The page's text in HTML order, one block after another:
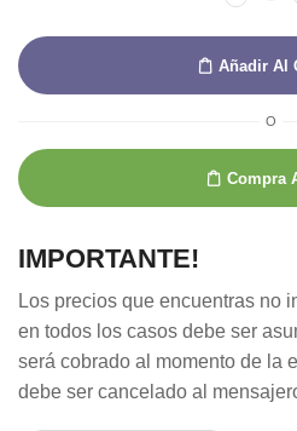
CARBON
TAILOR
SHAPE
cantidad
Añadir Al
O
Compra
IMPORTANTE!
Los precios que encuentras no
en todos los casos debe ser
será cobrado al momento de la
debe ser cancelado al